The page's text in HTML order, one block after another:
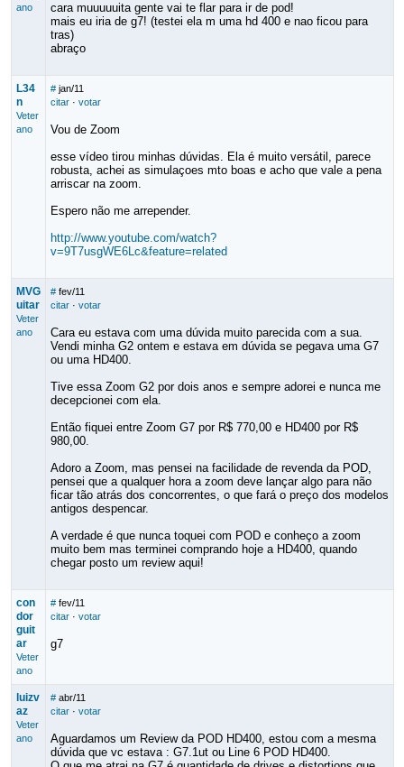
ano
cara muuuuuita gente vai te flar para ir de pod!
mais eu iria de g7! (testei ela m uma hd 400 e nao ficou para
tras)
abraço
L34
n
Veter
ano
# jan/11
citar· votar
Vou de Zoom
esse vídeo tirou minhas dúvidas. Ela é muito versátil, parece
robusta, achei as simulaçoes mto boas e acho que vale a pena
arriscar na zoom.
Espero não me arrepender.
http://www.youtube.com/watch?
v=9T7usgWE6Lc&feature=related
MVG
uitar
Veter
ano
# fev/11
citar· votar
Cara eu estava com uma dúvida muito parecida com a sua.
Vendi minha G2 ontem e estava em dúvida se pegava uma G7
ou uma HD400.
Tive essa Zoom G2 por dois anos e sempre adorei e nunca me
decepcionei com ela.
Então fiquei entre Zoom G7 por R$ 770,00 e HD400 por R$
980,00.
Adoro a Zoom, mas pensei na facilidade de revenda da POD,
pensei que a qualquer hora a zoom deve lançar algo para não
ficar tão atrás dos concorrentes, o que fará o preço dos modelos
antigos despencar.
A verdade é que nunca toquei com POD e conheço a zoom
muito bem mas terminei comprando hoje a HD400, quando
chegar posto um review aqui!
con
dor
guit
ar
Veter
ano
# fev/11
citar· votar
g7
luizv
az
Veter
ano
# abr/11
citar· votar
Aguardamos um Review da POD HD400, estou com a mesma
dúvida que vc estava : G7.1ut ou Line 6 POD HD400.